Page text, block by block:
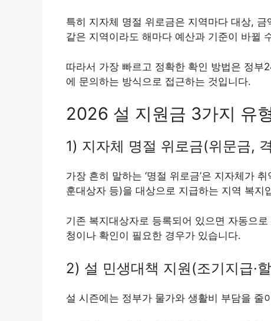
특히 지자체 명절 위로금은 지역마다 대상, 금
같은 지역이라도 해마다 예산과 기준이 바뀔
따라서 가장 빠르고 정확한 확인 방법은 정
에 문의하는 방식으로 접근하는 것입니다.
2026 설 지원금 3가지 유
1) 지자체 명절 위로금(위문금,
가장 흔히 말하는 ‘명절 위로금’은 지자체가
훈대상자 등)을 대상으로 지급하는 지역 복지
기존 복지대상자로 등록되어 있으면 자동으
청이나 확인이 필요한 경우가 있습니다.
2) 설 민생대책 지원(조기지급·
설 시즌에는 정부가 물가와 생활비 부담을 줄